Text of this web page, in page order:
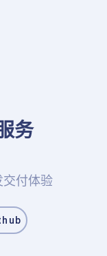
务
付体验